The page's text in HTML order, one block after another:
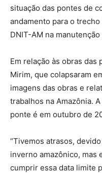
situação das pontes de
andamento para o
DNIT-AM na
Em relação às obras
Mirim, que colapsaram
imagens das obras e
trabalhos na Amazônia.
ponte é em outubro de
“Tivemos atrasos,
inverno amazônico, mas
cumprir essa data limite